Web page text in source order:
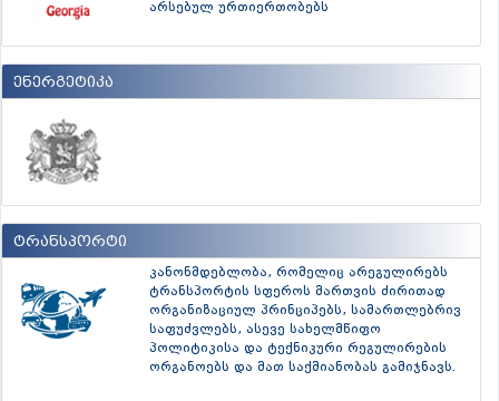
არსებულ ურთიერთობებს
ენერგეტიკა
ტრანსპორტი
კანონმდებლობა, რომელიც არეგულირებს
ტრანსპორტის სფეროს მართვის ძირითად
ორგანიზაციულ პრინციპებს, სამართლებრივ
საფუძვლებს, ასევე სახელმწიფო
პოლიტიკისა და ტექნიკური რეგულირების
ორგანოებს და მათ საქმიანობას გამიჯნავს.